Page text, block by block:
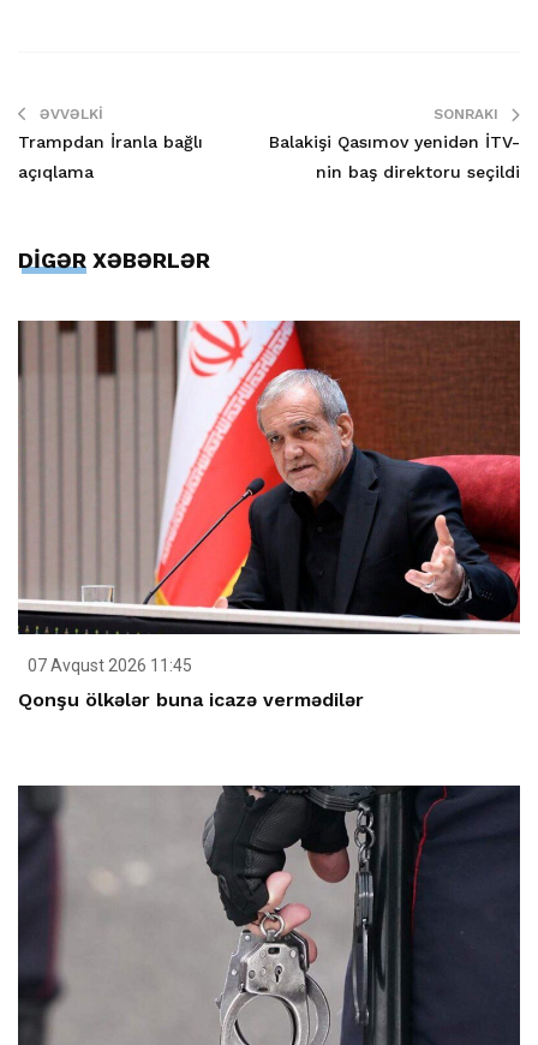
ƏVVƏLKI
Trampdan İranla bağlı
açıqlama
SONRAKI
Balakişi Qasımov yenidən İTV-
nin baş direktoru seçildi
DİGƏR XƏBƏRLƏR
07 Avqust 2026 11:45
Qonşu ölkələr buna icazə vermədilər